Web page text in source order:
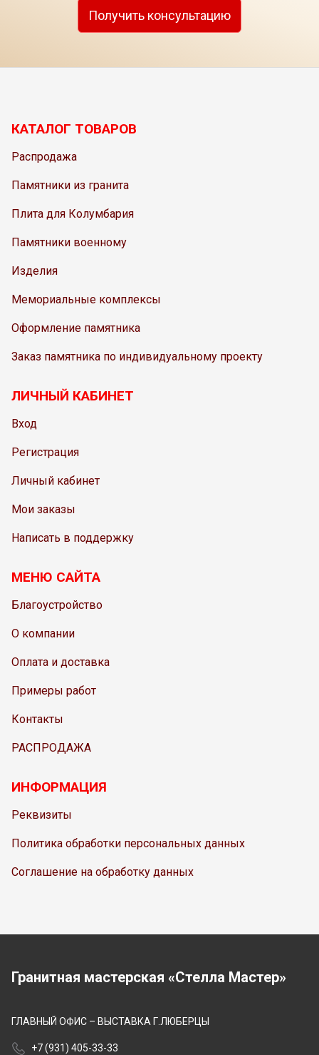
Получить консультацию
КАТАЛОГ ТОВАРОВ
Распродажа
Памятники из гранита
Плита для Колумбария
Памятники военному
Изделия
Мемориальные комплексы
Оформление памятника
Заказ памятника по индивидуальному проекту
ЛИЧНЫЙ КАБИНЕТ
Вход
Регистрация
Личный кабинет
Мои заказы
Написать в поддержку
МЕНЮ САЙТА
Благоустройство
О компании
Оплата и доставка
Примеры работ
Контакты
РАСПРОДАЖА
ИНФОРМАЦИЯ
Реквизиты
Политика обработки персональных данных
Соглашение на обработку данных
Гранитная мастерская «Стелла Мастер»
ГЛАВНЫЙ ОФИС – ВЫСТАВКА Г.ЛЮБЕРЦЫ
+7 (931) 405-33-33